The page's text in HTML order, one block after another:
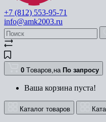
+7 (812) 553-95-71
info@amk2003.ru
0 Tоваров,на По запросу
Ваша корзина пуста!
Каталог товаров